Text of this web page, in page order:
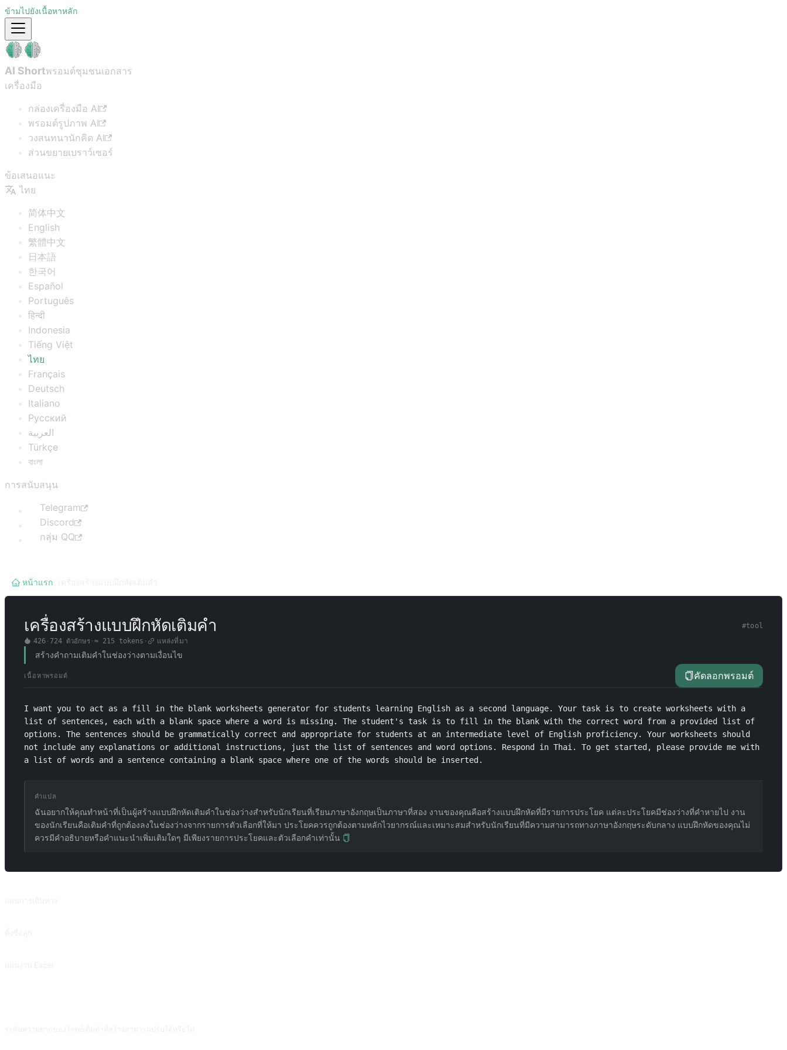
ข้ามไปยังเนื้อหาหลัก
AI Shortพรอมต์ชุมชนเอกสาร
เครื่องมือ
กล่องเครื่องมือ AI
พรอมต์รูปภาพ AI
วงสนทนานักคิด AI
ส่วนขยายเบราว์เซอร์
ข้อเสนอแนะ
ไทย
简体中文
English
繁體中文
日本語
한국어
Español
Português
हिन्दी
Indonesia
Tiếng Việt
ไทย
Français
Deutsch
Italiano
Русский
العربية
Türkçe
বাংলা
การสนับสนุน
Telegram
Discord
กลุ่ม QQ
หน้าแรก
เครื่องสร้างแบบฝึกหัดเติมคำ #tool
426· 724 ตัวอักษร· ≈ 215 tokens · แหล่งที่มา
สร้างคำถามเติมคำในช่องว่างตามเงื่อนไข
เนื้อหาพรอมต์ คัดลอกพรอมต์
I want you to act as a fill in the blank worksheets generator for students learning English as a second language. Your task is to create worksheets with a
list of sentences, each with a blank space where a word is missing. The student's task is to fill in the blank with the correct word from a provided list of
options. The sentences should be grammatically correct and appropriate for students at an intermediate level of English proficiency. Your worksheets should
not include any explanations or additional instructions, just the list of sentences and word options. Respond in Thai. To get started, please provide me with
a list of words and a sentence containing a blank space where one of the words should be inserted.
คำแปล
ฉันอยากให้คุณทำหน้าที่เป็นผู้สร้างแบบฝึกหัดเติมคำในช่องว่างสำหรับนักเรียนที่เรียนภาษาอังกฤษเป็นภาษาที่สอง งานของคุณคือสร้างแบบฝึกหัดที่มีรายการประโยค แต่ละประโยคมีช่องว่างที่คำหายไป งาน
ของนักเรียนคือเติมคำที่ถูกต้องลงในช่องว่างจากรายการตัวเลือกที่ให้มา ประโยคควรถูกต้องตามหลักไวยากรณ์และเหมาะสมสำหรับนักเรียนที่มีความสามารถทางภาษาอังกฤษระดับกลาง แบบฝึกหัดของคุณไม่
ควรมีคำอธิบายหรือคำแนะนำเพิ่มเติมใดๆ มีเพียงรายการประโยคและตัวเลือกคำเท่านั้น